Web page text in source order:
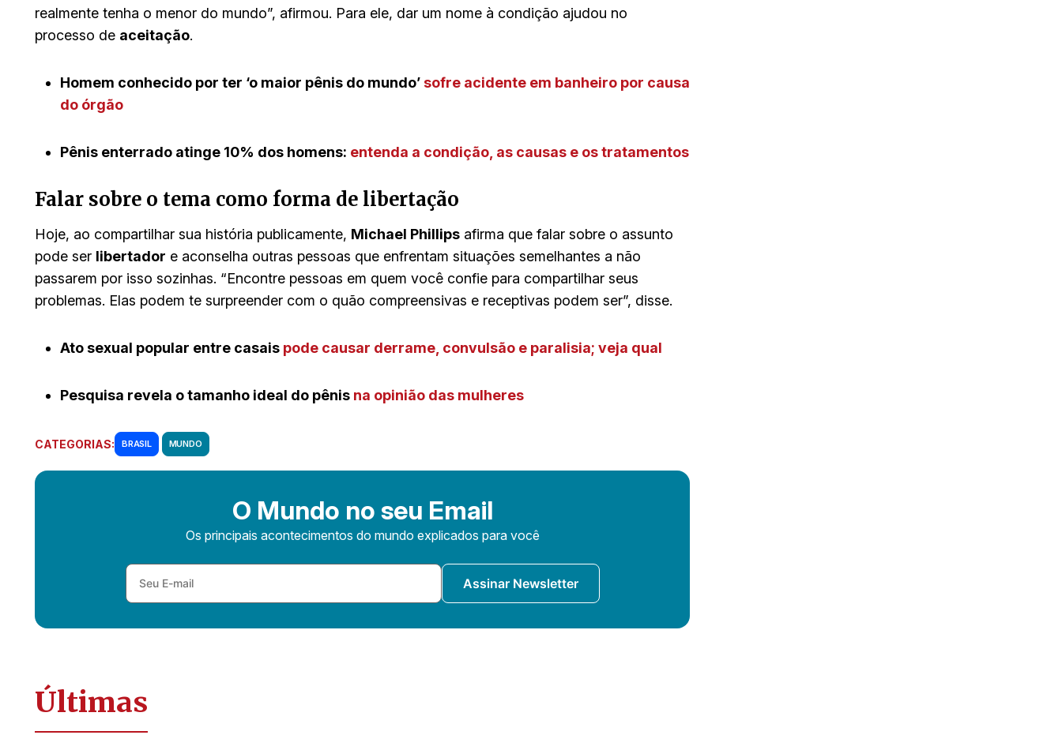
realmente tenha o menor do mundo”, afirmou. Para ele, dar um nome à condição ajudou no
processo de aceitação.
Homem conhecido por ter ‘o maior pênis do mundo’ sofre acidente em banheiro por causa
do órgão
Pênis enterrado atinge 10% dos homens: entenda a condição, as causas e os tratamentos
Falar sobre o tema como forma de libertação
Hoje, ao compartilhar sua história publicamente, Michael Phillips afirma que falar sobre o assunto
pode ser libertador e aconselha outras pessoas que enfrentam situações semelhantes a não
passarem por isso sozinhas. “Encontre pessoas em quem você confie para compartilhar seus
problemas. Elas podem te surpreender com o quão compreensivas e receptivas podem ser”, disse.
Ato sexual popular entre casais pode causar derrame, convulsão e paralisia; veja qual
Pesquisa revela o tamanho ideal do pênis na opinião das mulheres
CATEGORIAS: BRASIL MUNDO
O Mundo no seu Email
Os principais acontecimentos do mundo explicados para você
Assinar Newsletter
Últimas